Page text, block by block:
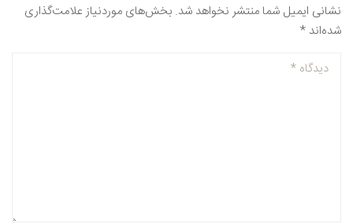
نشانی ایمیل شما منتشر نخواهد شد. بخش‌های موردنیاز علامت‌گذاری
شده‌اند *